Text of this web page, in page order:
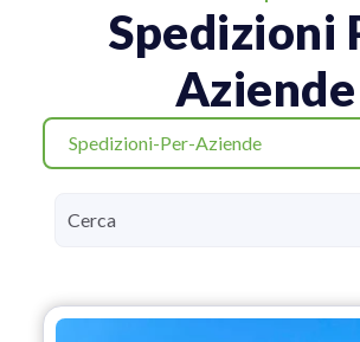
Spedizioni
Aziende
Spedizioni-Per-Aziende